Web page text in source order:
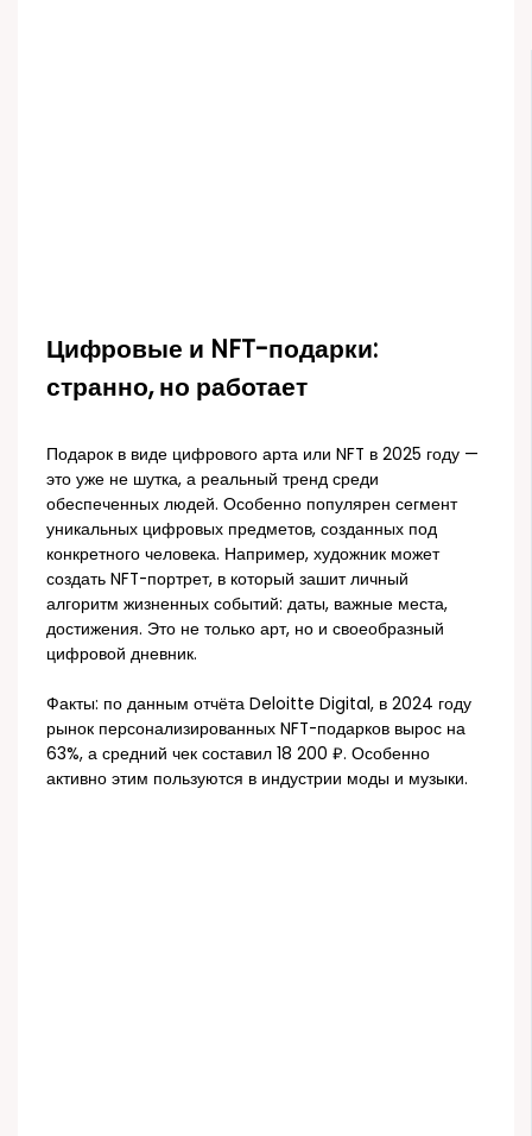
Цифровые и NFT-подарки:
странно, но работает
Подарок в виде цифрового арта или NFT в 2025 году —
это уже не шутка, а реальный тренд среди
обеспеченных людей. Особенно популярен сегмент
уникальных цифровых предметов, созданных под
конкретного человека. Например, художник может
создать NFT-портрет, в который зашит личный
алгоритм жизненных событий: даты, важные места,
достижения. Это не только арт, но и своеобразный
цифровой дневник.
Факты: по данным отчёта Deloitte Digital, в 2024 году
рынок персонализированных NFT-подарков вырос на
63%, а средний чек составил 18 200 ₽. Особенно
активно этим пользуются в индустрии моды и музыки.